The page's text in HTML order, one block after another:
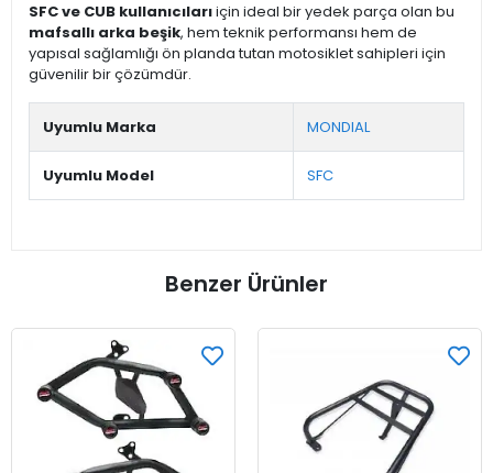
SFC ve CUB kullanıcılarıiçin ideal bir yedek parça olan bu
mafsallı arka beşik, hem teknik performansı hem de
yapısal sağlamlığı ön planda tutan motosiklet sahipleri için
güvenilir bir çözümdür.
Uyumlu Marka MONDIAL
Uyumlu Model SFC
Benzer Ürünler